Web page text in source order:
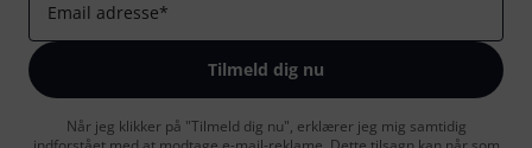
Email adresse*
Tilmeld dig nu
Når jeg klikker på "Tilmeld dig nu", erklærer jeg mig samtidig